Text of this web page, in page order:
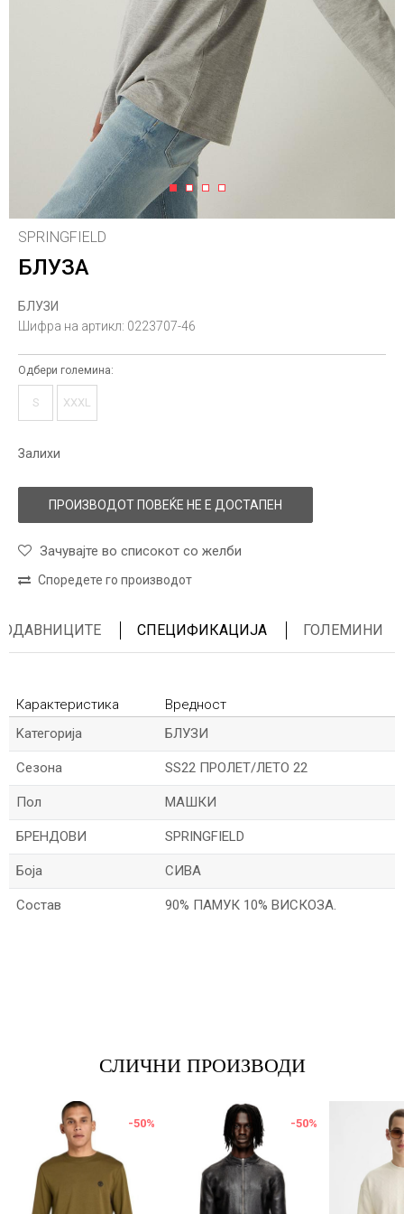
1 2 3 4
SPRINGFIELD
БЛУЗА
БЛУЗИ
Шифра на артикл: 0223707-46
Одбери големина:
S XXXL
Залихи
ПРОИЗВОДОТ ПОВЕЌЕ НЕ Е ДОСТАПЕН
Зачувајте во списокот со желби
Споредете го производот
СПЕЦИФИКАЦИЈА ГОЛЕМИНИ
Карактеристика
Вредност
Kатегорија
БЛУЗИ
Сезона SS22 ПРОЛЕТ/ЛЕТО 22
Пол МАШКИ
БРЕНДОВИ SPRINGFIELD
Боја СИВА
Состав 90% ПАМУК 10% ВИСКОЗА.
СЛИЧНИ ПРОИЗВОДИ
-50% -50%